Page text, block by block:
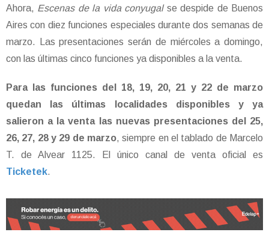
Ahora, Escenas de la vida conyugalse despide de Buenos
Aires con diez funciones especiales durante dos semanas de
marzo. Las presentaciones serán de miércoles a domingo,
con las últimas cinco funciones ya disponibles a la venta.
Para las funciones del 18, 19, 20, 21 y 22 de marzo
quedan las últimas localidades disponibles y ya
salieron a la venta las nuevas presentaciones del 25,
26, 27, 28 y 29 de marzo, siempre en el tablado de Marcelo
T. de Alvear 1125. El único canal de venta oficial es
Ticketek.